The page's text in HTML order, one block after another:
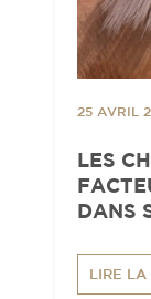
25 AVRIL
LES
DANS
LIRE LA